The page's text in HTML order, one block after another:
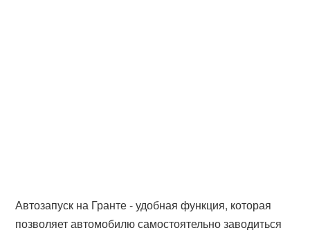
Автозапуск на Гранте - удобная функция, которая
позволяет автомобилю самостоятельно заводиться